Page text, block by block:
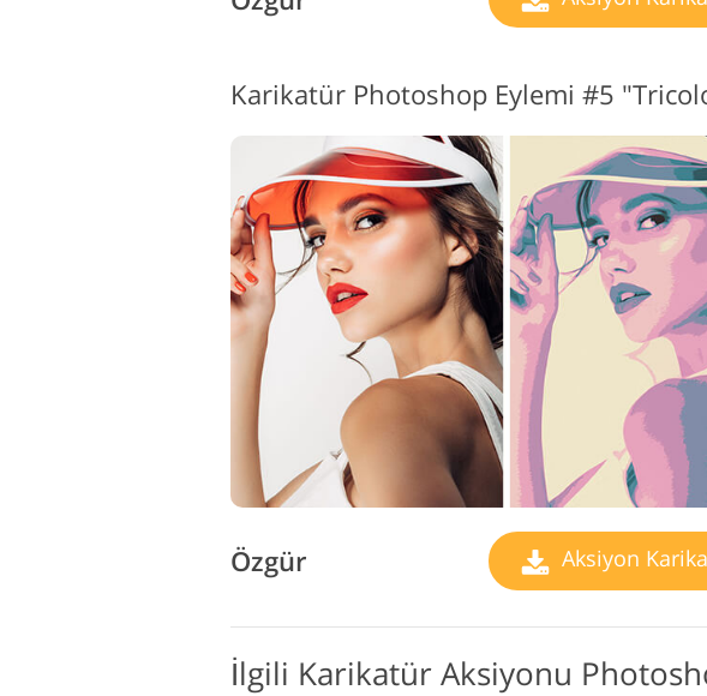
Karikatür Photoshop Eylemi #5
Özgür Aksiyon
İlgili Karikatür Aksiyonu